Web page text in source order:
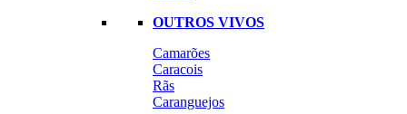
OUTROS VIVOS
Camarões
Caracois
Rãs
Caranguejos